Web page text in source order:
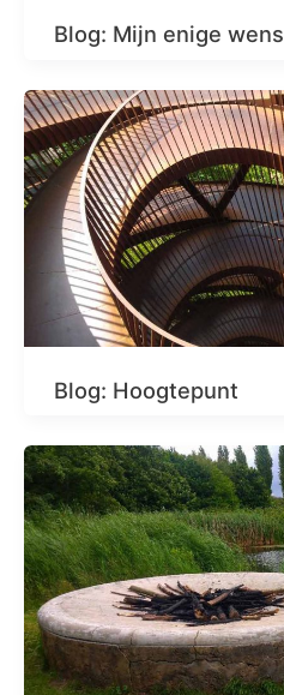
Blog: Mijn enige wens
Blog: Hoogtepunt